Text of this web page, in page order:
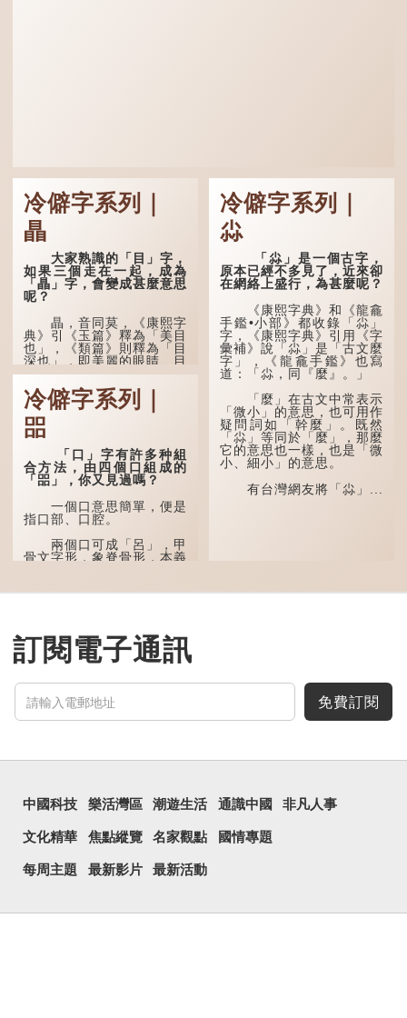
冷僻字系列｜
瞐
大家熟識的「目」字，
如果三個走在一起，成為
「瞐」字，會變成甚麼意思
呢？
瞐，音同莫，《康熙字
典》引《玉篇》釋為「美目
也」，《類篇》則釋為「目
深也」，即美麗的眼睛、目
光深邃的意思。
多年前，蘋果手機推出
iPhone12時，曾宣傳它的
鏡頭有專業的運算攝影功
能，便用上「瞐」這個字，
表達iPhone12有由8位提
升至10位HDR影片拍攝功
能，能自動進行杜比視界調
色，達到專...
冷僻字系列｜
㗊
「口」字有許多种組
合方法，由四個口組成的
「㗊」，你又見過嗎？
一個口意思簡單，便是
指口部、口腔。
兩個口可成「呂」，甲
骨文字形，象脊骨形，本義
通用為姓氏。兩個口也可以
思。
三個口為「品」，這個
代甲骨文，古字形從三口，
表示眾多。《說文解...
冷僻字系列｜
尛
「尛」是一個古字，
原本已經不多見了，近來卻
在網絡上盛行，為甚麼呢？
《康熙字典》和《龍龕
手鑑•小部》都收錄「尛」
字，《康熙字典》引用《字
彙補》說「尛」是「古文麼
字」，《龍龕手鑑》也寫
道：「尛，同『麼』。」
「麼」在古文中常表示
「微小」的意思，也可用作
疑問詞如「幹麼」。既然
「尛」等同於「麼」，那麼
它的意思也一樣，也是「微
小、細小」的意思。
有台灣網友將「尛」...
訂閱電子通訊
免費訂閱
中國科技 樂活灣區 潮遊生活 通識中國 非凡人事
文化精華 焦點縱覽 名家觀點 國情專題
每周主題 最新影片 最新活動